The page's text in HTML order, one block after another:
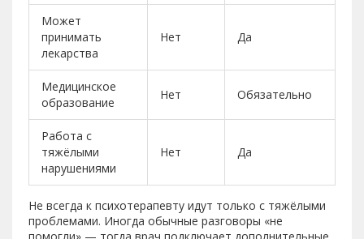
Может
принимать
лекарства
Нет Да
Медицинское
образование
Нет Обязательно
Работа с
тяжёлыми
нарушениями
Нет Да
Не всегда к психотерапевту идут только с тяжёлыми
проблемами. Иногда обычные разговоры «не
помогли» — тогда врач подключает дополнительные